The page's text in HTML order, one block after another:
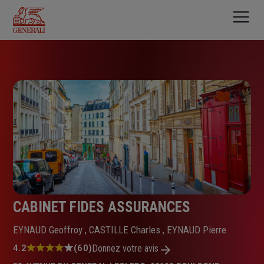
contenu
principal
CABINET FIDES ASSURANCES
EYNAUD Geoffroy , CASTILLE Charles , EYNAUD Pierre
Note
4.2 (60)Donnez votre avis